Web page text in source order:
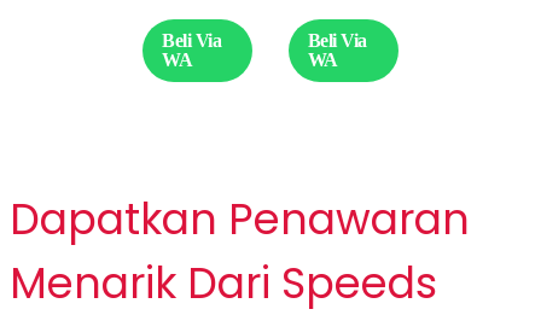
Beli Via
WA
Beli Via
WA
Dapatkan Penawaran
Menarik Dari Speeds